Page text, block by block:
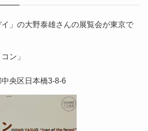
イ」の大野泰雄さんの展覧会が東京で
ン」
央区日本橋3-8-6